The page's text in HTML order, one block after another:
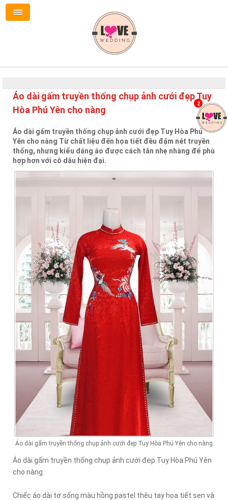
Áo dài gấm truyền thống chụp ảnh cưới đẹp Tuy
Hòa Phú Yên cho nàng
Áo dài gấm truyền thống chụp ảnh cưới đẹp Tuy Hòa Phú
Yên cho nàng Từ chất liệu đến họa tiết đều đậm nét truyền
thống, nhưng kiểu dáng áo được cách tân nhẹ nhàng để phù
hợp hơn với cô dâu hiện đại.
Áo dài gấm truyền thống chụp ảnh cưới đẹp Tuy Hòa Phú Yên cho nàng
Áo dài gấm truyền thống chụp ảnh cưới đẹp Tuy Hòa Phú Yên
cho nàng
Chiếc áo dài tơ sống màu hồng pastel thêu tay họa tiết sen và
2